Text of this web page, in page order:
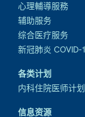
心理輔導服務
辅助服务
综合医疗服务
新冠肺炎 COVID-
各类计划
内科住院医师计划
信息资源